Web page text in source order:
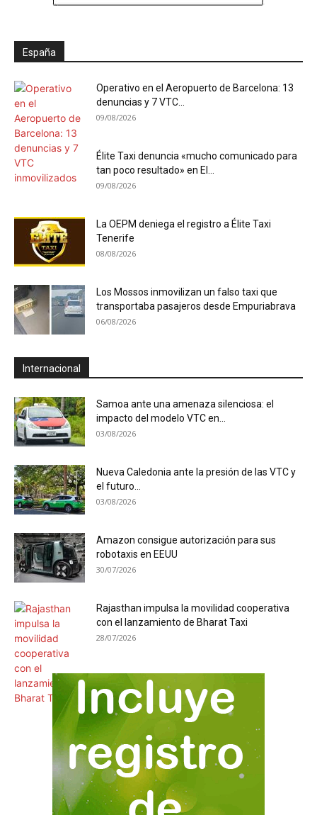
España
Operativo en el Aeropuerto de Barcelona: 13
denuncias y 7 VTC...
09/08/2026
Élite Taxi denuncia «mucho comunicado para
tan poco resultado» en El...
09/08/2026
La OEPM deniega el registro a Élite Taxi
Tenerife
08/08/2026
Los Mossos inmovilizan un falso taxi que
transportaba pasajeros desde Empuriabrava
06/08/2026
Internacional
Samoa ante una amenaza silenciosa: el
impacto del modelo VTC en...
03/08/2026
Nueva Caledonia ante la presión de las VTC y
el futuro...
03/08/2026
Amazon consigue autorización para sus
robotaxis en EEUU
30/07/2026
Rajasthan impulsa la movilidad cooperativa
con el lanzamiento de Bharat Taxi
28/07/2026